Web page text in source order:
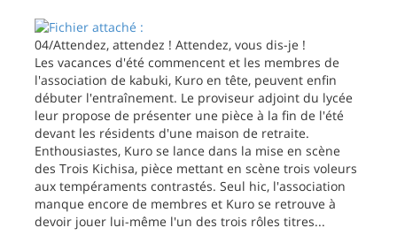
04/Attendez, attendez ! Attendez, vous dis-je !
Les vacances d'été commencent et les membres de
l'association de kabuki, Kuro en tête, peuvent enfin
débuter l'entraînement. Le proviseur adjoint du lycée
leur propose de présenter une pièce à la fin de l'été
devant les résidents d'une maison de retraite.
Enthousiastes, Kuro se lance dans la mise en scène
des Trois Kichisa, pièce mettant en scène trois voleurs
aux tempéraments contrastés. Seul hic, l'association
manque encore de membres et Kuro se retrouve à
devoir jouer lui-même l'un des trois rôles titres...